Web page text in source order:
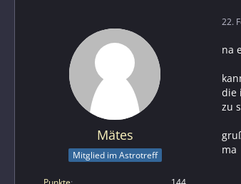
Mätes
Mitglied im Astrotreff
22.
na
die
zu
ma